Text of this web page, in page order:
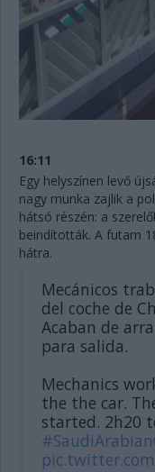
16:11
Egy helyszínen levő
nagy munka zajlik a
hátsó részén: a
beindították. A futam
hátra.
Mecánicos
del coche de
Acaban de
para salida.
Mechanics
the the car.
started. 2h20